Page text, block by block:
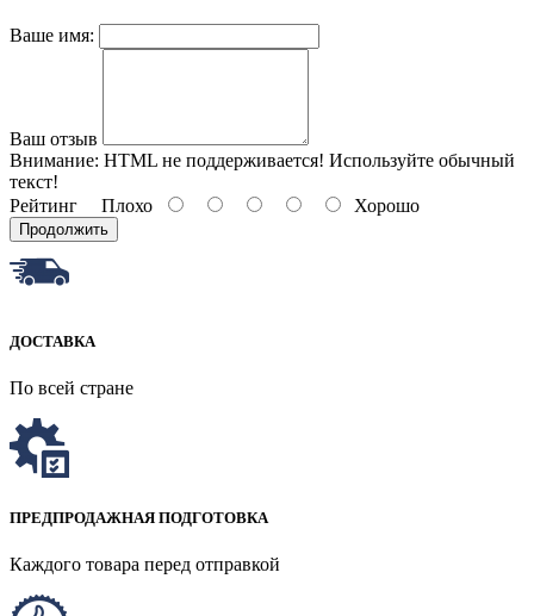
Ваше имя:
Ваш отзыв
Внимание: HTML не поддерживается! Используйте обычный
текст!
Рейтинг Плохо Хорошо
Продолжить
ДОСТАВКА
По всей стране
ПРЕДПРОДАЖНАЯ ПОДГОТОВКА
Каждого товара перед отправкой